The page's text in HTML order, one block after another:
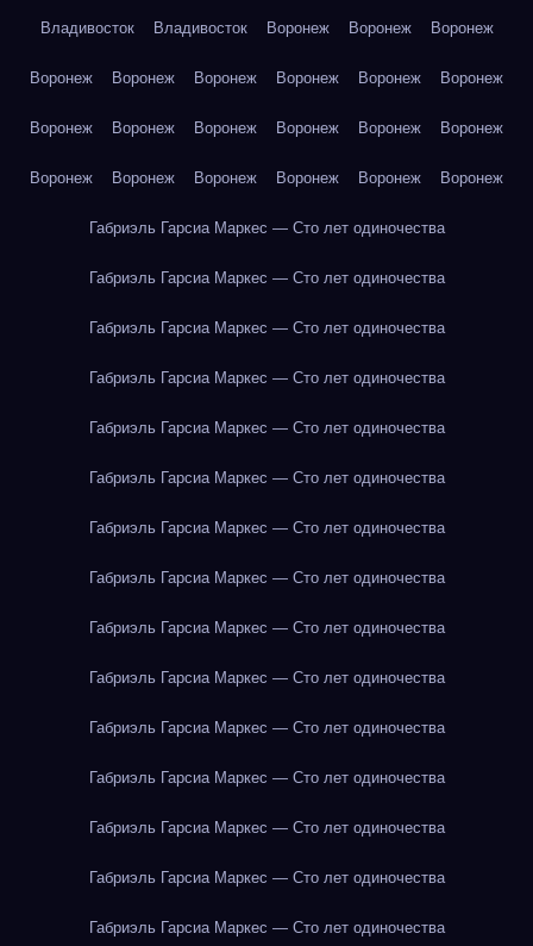
Владивосток Владивосток Воронеж Воронеж Воронеж
Воронеж Воронеж Воронеж Воронеж Воронеж Воронеж
Воронеж Воронеж Воронеж Воронеж Воронеж Воронеж
Воронеж Воронеж Воронеж Воронеж Воронеж Воронеж
Габриэль Гарсиа Маркес — Сто лет одиночества
Габриэль Гарсиа Маркес — Сто лет одиночества
Габриэль Гарсиа Маркес — Сто лет одиночества
Габриэль Гарсиа Маркес — Сто лет одиночества
Габриэль Гарсиа Маркес — Сто лет одиночества
Габриэль Гарсиа Маркес — Сто лет одиночества
Габриэль Гарсиа Маркес — Сто лет одиночества
Габриэль Гарсиа Маркес — Сто лет одиночества
Габриэль Гарсиа Маркес — Сто лет одиночества
Габриэль Гарсиа Маркес — Сто лет одиночества
Габриэль Гарсиа Маркес — Сто лет одиночества
Габриэль Гарсиа Маркес — Сто лет одиночества
Габриэль Гарсиа Маркес — Сто лет одиночества
Габриэль Гарсиа Маркес — Сто лет одиночества
Габриэль Гарсиа Маркес — Сто лет одиночества